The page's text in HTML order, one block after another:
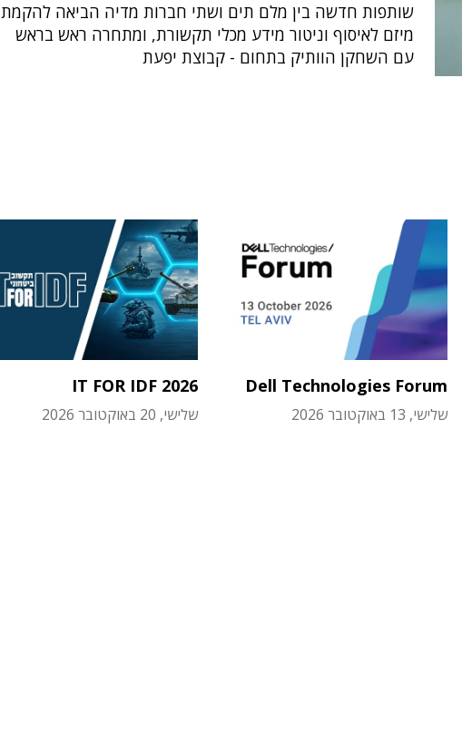
שותפות חדשה בין מלם תים ושתי חברות מדיה הביאה להקמת
מיזם לאיסוף וניטור מידע מכלי תקשורת, ומתחרה ראש בראש
עם השחקן הוותיק בתחום - קבוצת יפעת
Dell Technologies Forum
שלישי, 13 באוקטובר 2026
IT FOR IDF 2026
שלישי, 20 באוקטובר 2026